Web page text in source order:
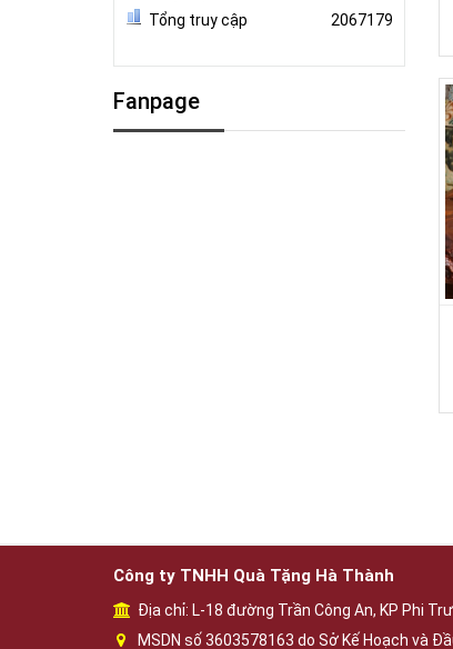
Tổng truy cập
2067179
Fanpage
Công ty TNHH Quà Tặng Hà Thành
Địa chỉ: L-18 đường Trần Công An, KP Phi
MSDN số 3603578163 do Sở Kế Hoạch và